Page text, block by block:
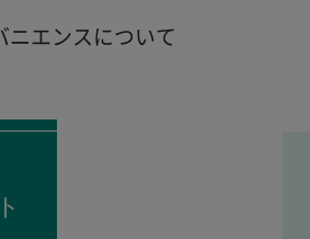
ニエンスについて